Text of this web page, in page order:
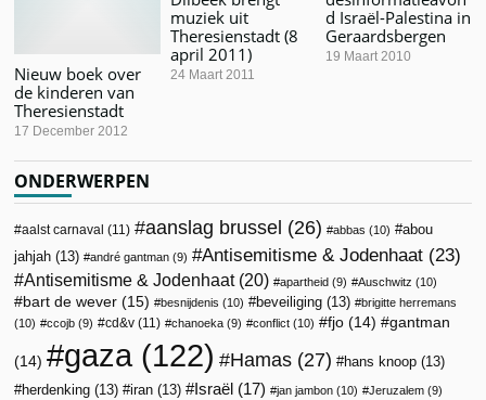
Nieuw boek over
de kinderen van
Theresienstadt
17 December 2012
muziek uit
Theresienstadt (8
april 2011)
24 Maart 2011
d Israël-Palestina in
Geraardsbergen
19 Maart 2010
ONDERWERPEN
aalst carnaval (11) aanslag brussel (26) abbas (10)
abou
jahjah (13) andré gantman (9) Antisemitisme & Jodenhaat (23)
Antisemitisme & Jodenhaat(20) apartheid (9) Auschwitz (10)
bart de wever (15) besnijdenis (10) beveiliging (13)
brigitte herremans
(10)
ccojb (9) cd&v (11) chanoeka (9) conflict (10) fjo (14) gantman
(14) gaza(122) Hamas (27) hans knoop (13)
herdenking (13) iran (13) Israël (17) jan jambon (10) Jeruzalem (9)